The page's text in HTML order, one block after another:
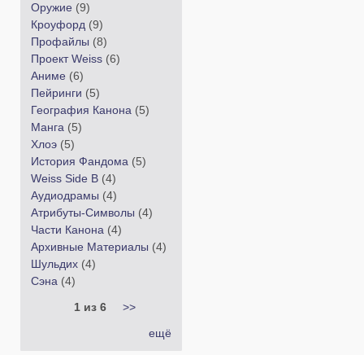
Оружие (9)
Кроуфорд (9)
Профайлы (8)
Проект Weiss (6)
Аниме (6)
Пейринги (5)
География Канона (5)
Манга (5)
Хлоэ (5)
История Фандома (5)
Weiss Side B (4)
Аудиодрамы (4)
Атрибуты-Символы (4)
Части Канона (4)
Архивные Материалы (4)
Шульдих (4)
Сэна (4)
1 из 6 >>
ещё